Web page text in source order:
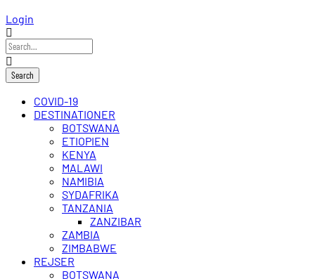
Login
COVID-19
DESTINATIONER
BOTSWANA
ETIOPIEN
KENYA
MALAWI
NAMIBIA
SYDAFRIKA
TANZANIA
ZANZIBAR
ZAMBIA
ZIMBABWE
REJSER
BOTSWANA